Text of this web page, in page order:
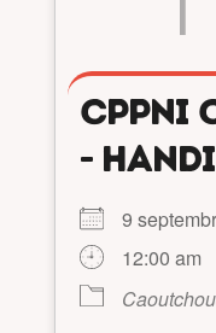
CPPNI
-
9
12:00 am